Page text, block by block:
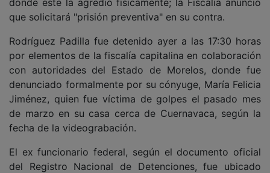
que solicitará "prisión preventiva" en su contra.
Rodríguez Padilla fue detenido ayer a las 17:30 horas
por elementos de la fiscalía capitalina en colaboración
con autoridades del Estado de Morelos, donde fue
denunciado formalmente por su cónyuge, María Felicia
Jiménez, quien fue víctima de golpes el pasado mes
de marzo en su casa cerca de Cuernavaca, según la
fecha de la videograbación.
El ex funcionario federal, según el documento oficial
del Registro Nacional de Detenciones, fue ubicado